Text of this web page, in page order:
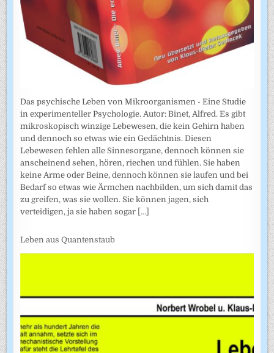
Das psychische Leben von Mikroorganismen - Eine Studie
in experimenteller Psychologie. Autor: Binet, Alfred. Es gibt
mikroskopisch winzige Lebewesen, die kein Gehirn haben
und dennoch so etwas wie ein Gedächtnis. Diesen
Lebewesen fehlen alle Sinnesorgane, dennoch können sie
anscheinend sehen, hören, riechen und fühlen. Sie haben
keine Arme oder Beine, dennoch können sie laufen und bei
Bedarf so etwas wie Ärmchen nachbilden, um sich damit das
zu greifen, was sie wollen. Sie können jagen, sich
verteidigen, ja sie haben sogar [...]
Leben aus Quantenstaub